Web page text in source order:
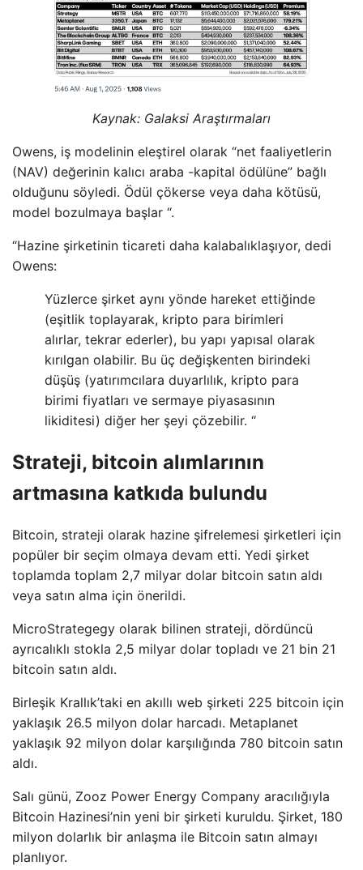
Kaynak: Galaksi Araştırmaları
Owens, iş modelinin eleştirel olarak “net faaliyetlerin
(NAV) değerinin kalıcı araba -kapital ödülüne” bağlı
olduğunu söyledi. Ödül çökerse veya daha kötüsü,
model bozulmaya başlar “.
“Hazine şirketinin ticareti daha kalabalıklaşıyor, dedi
Owens:
Yüzlerce şirket aynı yönde hareket ettiğinde
(eşitlik toplayarak, kripto para birimleri
alırlar, tekrar ederler), bu yapı yapısal olarak
kırılgan olabilir. Bu üç değişkenten birindeki
düşüş (yatırımcılara duyarlılık, kripto para
birimi fiyatları ve sermaye piyasasının
likiditesi) diğer her şeyi çözebilir. “
Strateji, bitcoin alımlarının
artmasına katkıda bulundu
Bitcoin, strateji olarak hazine şifrelemesi şirketleri için
popüler bir seçim olmaya devam etti. Yedi şirket
toplamda toplam 2,7 milyar dolar bitcoin satın aldı
veya satın alma için önerildi.
MicroStrategegy olarak bilinen strateji, dördüncü
ayrıcalıklı stokla 2,5 milyar dolar topladı ve 21 bin 21
bitcoin satın aldı.
Birleşik Krallık’taki en akıllı web şirketi 225 bitcoin için
yaklaşık 26.5 milyon dolar harcadı. Metaplanet
yaklaşık 92 milyon dolar karşılığında 780 bitcoin satın
aldı.
Salı günü, Zooz Power Energy Company aracılığıyla
Bitcoin Hazinesi’nin yeni bir şirketi kuruldu. Şirket, 180
milyon dolarlık bir anlaşma ile Bitcoin satın almayı
planlıyor.